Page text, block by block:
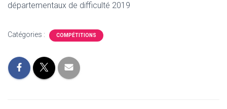
départementaux de difficulté 2019
Catégories : COMPÉTITIONS